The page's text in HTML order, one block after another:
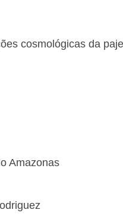
cosmológicas da
Amazonas